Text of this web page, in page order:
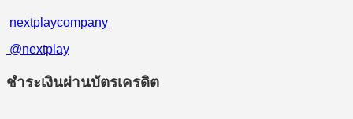
nextplaycompany
@nextplay
ชำระเงินผ่านบัตรเครดิต